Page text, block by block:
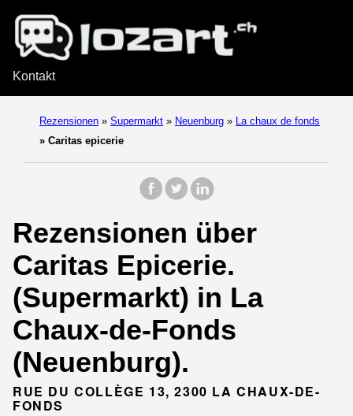
Kontakt
Rezensionen » Supermarkt » Neuenburg »
La chaux de fonds
» Caritas epicerie
Rezensionen über
Caritas Epicerie.
(Supermarkt) in La
Chaux-de-Fonds
(Neuenburg).
RUE DU COLLÈGE 13, 2300 LA CHAUX-DE-
FONDS